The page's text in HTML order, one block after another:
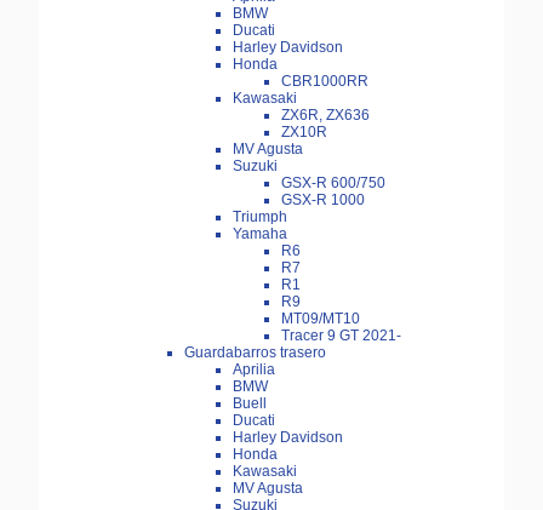
BMW
Ducati
Harley Davidson
Honda
CBR1000RR
Kawasaki
ZX6R, ZX636
ZX10R
MV Agusta
Suzuki
GSX-R 600/750
GSX-R 1000
Triumph
Yamaha
R6
R7
R1
R9
MT09/MT10
Tracer 9 GT 2021-
Guardabarros trasero
Aprilia
BMW
Buell
Ducati
Harley Davidson
Honda
Kawasaki
MV Agusta
Suzuki